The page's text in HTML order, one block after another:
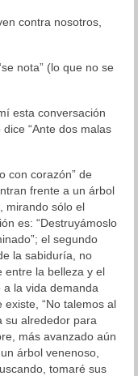
contra nosotros,
nota” (lo que no se
esta conversación
“Ante dos malas
con corazón” de
frente a un árbol
mirando sólo el
es: “Destruyámoslo
el segundo
la sabiduría, no
entre la belleza y el
la vida demanda
“No talemos al
su alrededor para
más avanzado aún
árbol venenoso,
tomaré sus